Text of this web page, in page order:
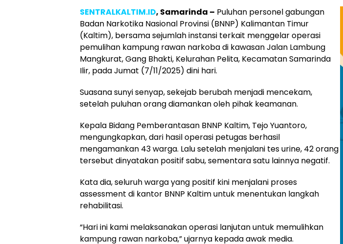
SENTRALKALTIM.ID, Samarinda – Puluhan personel gabungan
Badan Narkotika Nasional Provinsi (BNNP) Kalimantan Timur
(Kaltim), bersama sejumlah instansi terkait menggelar operasi
pemulihan kampung rawan narkoba di kawasan Jalan Lambung
Mangkurat, Gang Bhakti, Kelurahan Pelita, Kecamatan Samarinda
Ilir, pada Jumat (7/11/2025) dini hari.
Suasana sunyi senyap, sekejab berubah menjadi mencekam,
setelah puluhan orang diamankan oleh pihak keamanan.
Kepala Bidang Pemberantasan BNNP Kaltim, Tejo Yuantoro,
mengungkapkan, dari hasil operasi petugas berhasil
mengamankan 43 warga. Lalu setelah menjalani tes urine, 42 orang
tersebut dinyatakan positif sabu, sementara satu lainnya negatif.
Kata dia, seluruh warga yang positif kini menjalani proses
assessment di kantor BNNP Kaltim untuk menentukan langkah
rehabilitasi.
“Hari ini kami melaksanakan operasi lanjutan untuk memulihkan
kampung rawan narkoba,” ujarnya kepada awak media.